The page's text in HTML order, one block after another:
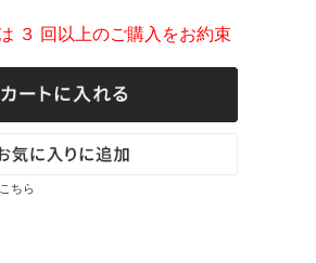
３ 回以上のご購入をお約束
ちら